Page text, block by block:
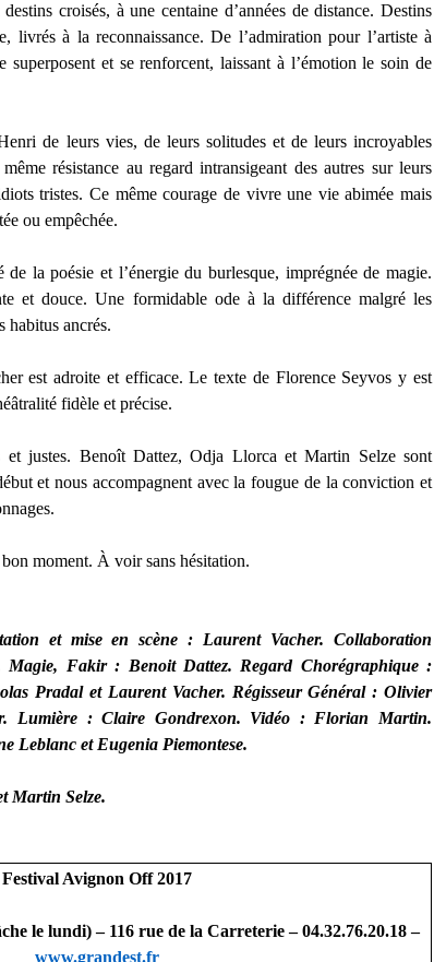
croisés, à une centaine d’années de distance. Destins
livrés à la reconnaissance. De l’admiration pour l’artiste à
superposent et se renforcent, laissant à l’émotion le soin de
de leurs vies, de leurs solitudes et de leurs incroyables
résistance au regard intransigeant des autres sur leurs
tristes. Ce même courage de vivre une vie abimée mais
ou empêchée.
de la poésie et l’énergie du burlesque, imprégnée de magie.
et douce. Une formidable ode à la différence malgré les
habitus ancrés.
est adroite et efficace. Le texte de Florence Seyvos y est
fidèle et précise.
et justes. Benoît Dattez, Odja Llorca et Martin Selze sont
et nous accompagnent avec la fougue de la conviction et
moment. À voir sans hésitation.
et mise en scène : Laurent Vacher.Collaboration
Magie, Fakir : Benoit Dattez. Regard Chorégraphique :
Pradal et Laurent Vacher. Régisseur Général :Olivier
Lumière :Claire Gondrexon. Vidéo : Florian Martin.
Leblanc et Eugenia Piemontese.
Martin Selze.
Festival Avignon Off 2017
le lundi) – 116 rue de la Carreterie – 04.32.76.20.18 –
www.grandest.fr